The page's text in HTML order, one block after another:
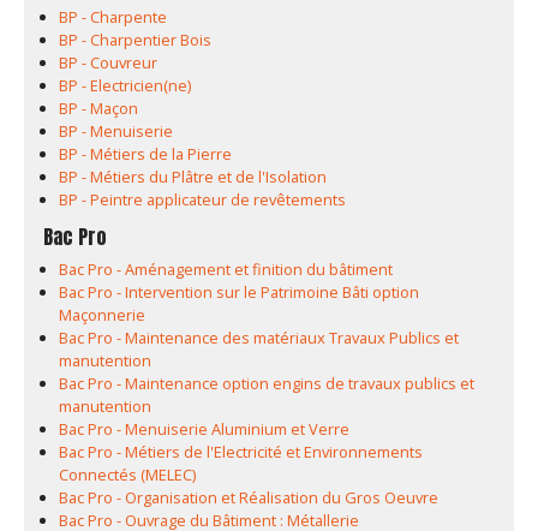
BP - Charpente
BP - Charpentier Bois
BP - Couvreur
BP - Electricien(ne)
BP - Maçon
BP - Menuiserie
BP - Métiers de la Pierre
BP - Métiers du Plâtre et de l'Isolation
BP - Peintre applicateur de revêtements
Bac Pro
Bac Pro - Aménagement et finition du bâtiment
Bac Pro - Intervention sur le Patrimoine Bâti option
Maçonnerie
Bac Pro - Maintenance des matériaux Travaux Publics et
manutention
Bac Pro - Maintenance option engins de travaux publics et
manutention
Bac Pro - Menuiserie Aluminium et Verre
Bac Pro - Métiers de l'Electricité et Environnements
Connectés (MELEC)
Bac Pro - Organisation et Réalisation du Gros Oeuvre
Bac Pro - Ouvrage du Bâtiment : Métallerie